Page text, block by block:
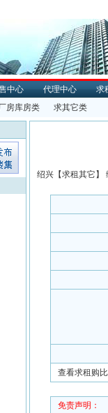
中心 代理中心
求
房库房类 求其它类
绍兴【求租其它】
查看求租购
免责声明：